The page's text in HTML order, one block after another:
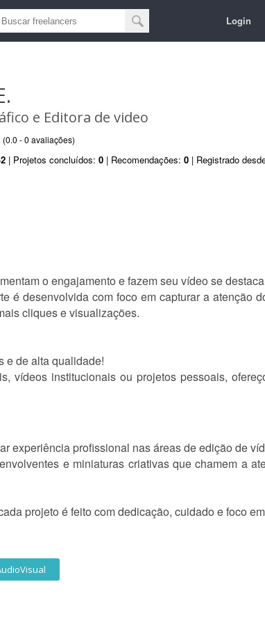
Login
e Editora de video
(0.0 - 0 avaliações)
| Projetos concluídos: 0 | Recomendações: 0 | Registrado
o engajamento e fazem seu vídeo se
é desenvolvida com foco em capturar a atenção
cliques e visualizações.
e de alta qualidade!
vídeos institucionais ou projetos pessoais,
experiência profissional nas áreas de edição de
e miniaturas criativas que chamem a
projeto é feito com dedicação, cuidado e foco